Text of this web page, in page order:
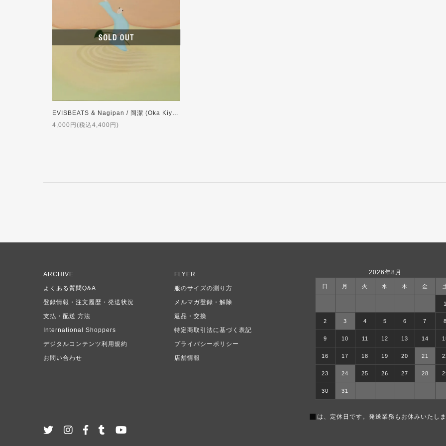
EVISBEATS & Nagipan / 岡潔 (Oka Kiyoshi) [LP]
4,000円(税込4,400円)
2026年8月
日 月 火 水 木 金
2 3 4 5 6 7
9 10 11 12 13 14
16 17 18 19 20 21
23 24 25 26 27 28
30 31
■ は、定休日です。発送業務もお休みいたし
ARCHIVE
FLYER
よくある質問Q&A
服のサイズの測り方
登録情報・注文履歴・発送状況
メルマガ登録・解除
支払・配送 方法
返品・交換
International Shoppers
特定商取引法に基づく表記
デジタルコンテンツ利用規約
プライバシーポリシー
お問い合わせ
店舗情報